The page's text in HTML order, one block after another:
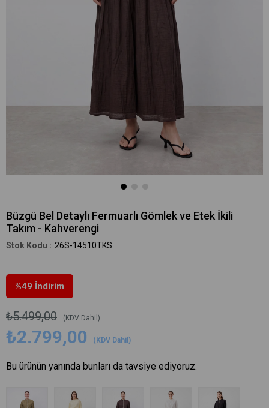
Büzgü Bel Detaylı Fermuarlı Gömlek ve Etek İkili
Takım - Kahverengi
26S-14510TKS
%49 İndirim
₺5.499,00 (KDV Dahil)
₺2.799,00 (KDV Dahil)
Bu ürünün yanında bunları da tavsiye ediyoruz.